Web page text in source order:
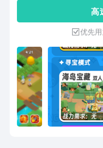
手，超
使用巨大
行动；「
队友提供
探索地图
如“核爆（
机控制效
万化！每
场。【搜·
游戏以“
离”为核
战场：资
高
优先